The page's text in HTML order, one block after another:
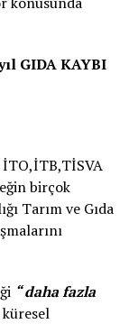
GIDA KAYBI
İTO,İTB,TİSVA
birçok
Tarım ve Gıda
“ daha fazla